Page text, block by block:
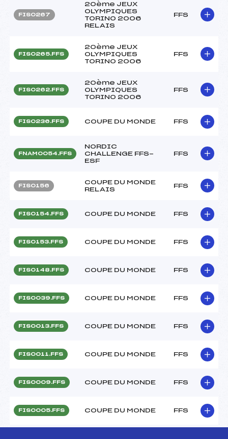
FIS0267
20ème JEUX
OLYMPIQUES
TORINO 2006
RELAIS
FFS
FIS0265.FFS
20ème JEUX
OLYMPIQUES
TORINO 2006
FFS
FIS0262.FFS
20ème JEUX
OLYMPIQUES
TORINO 2006
FFS
FIS0236.FFS COUPE DU MONDE FFS
FNAM0054.FFS
NORDIC
CHALLENGE FFS-
ESF
FFS
FIS0156
COUPE DU MONDE
RELAIS
FFS
FIS0154.FFS COUPE DU MONDE FFS
FIS0153.FFS COUPE DU MONDE FFS
FIS0148.FFS COUPE DU MONDE FFS
FIS0039.FFS COUPE DU MONDE FFS
FIS0013.FFS COUPE DU MONDE FFS
FIS0011.FFS COUPE DU MONDE FFS
FIS0009.FFS COUPE DU MONDE FFS
FIS0005.FFS COUPE DU MONDE FFS